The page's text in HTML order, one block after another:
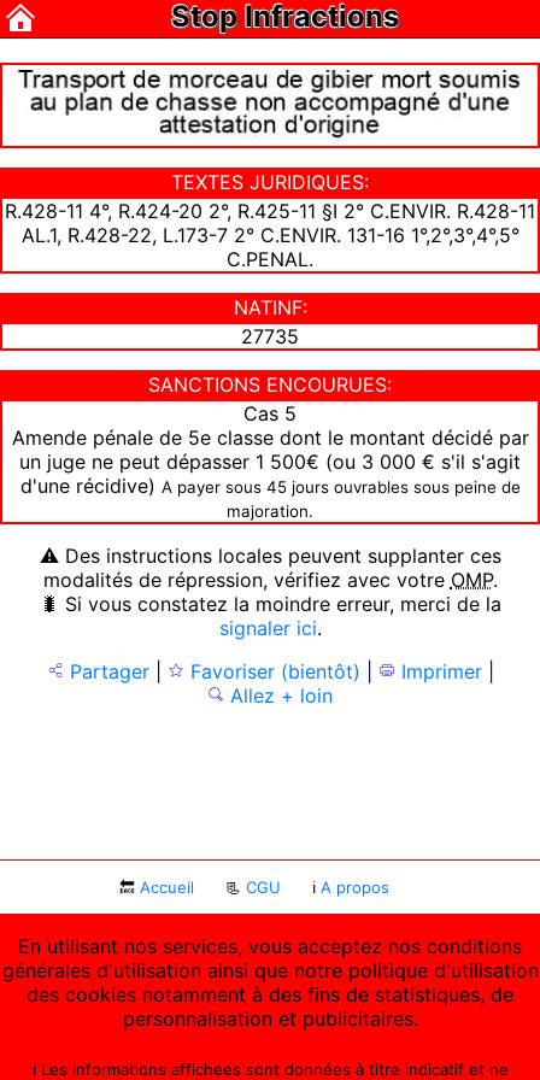
Stop Infractions
TEXTES JURIDIQUES:
R.428-11 4°, R.424-20 2°, R.425-11 §I 2° C.ENVIR. R.428-11
AL.1, R.428-22, L.173-7 2° C.ENVIR. 131-16 1°,2°,3°,4°,5°
C.PENAL.
NATINF:
27735
SANCTIONS ENCOURUES:
Cas 5
Amende pénale de 5e classe dont le montant décidé par
un juge ne peut dépasser 1 500€ (ou 3 000 € s'il s'agit
d'une récidive) A payer sous 45 jours ouvrables sous peine de
majoration.
⚠ Des instructions locales peuvent supplanter ces
modalités de répression, vérifiez avec votre OMP.
🐛 Si vous constatez la moindre erreur, merci de la
signaler ici.
Partager| Favoriser (bientôt) Imprimer|
Allez + loin
🔙 Accueil 📃 CGU ℹ A propos
En utilisant nos services, vous acceptez nos conditions
générales d'utilisation ainsi que notre politique d'utilisation
des cookies notamment à des fins de statistiques, de
personnalisation et publicitaires.
ℹ️ Les informations affichées sont données à titre indicatif et ne